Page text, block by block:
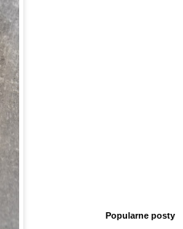
Popularne posty